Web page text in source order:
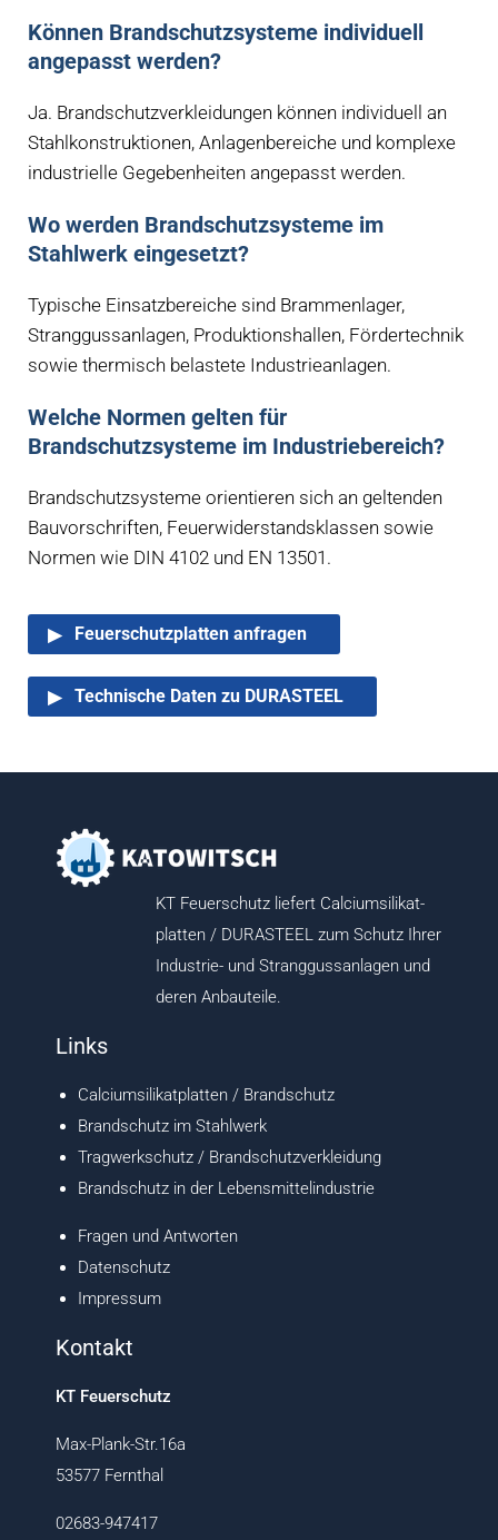
Können Brandschutzsysteme individuell
angepasst werden?
Ja. Brandschutzverkleidungen können individuell an
Stahlkonstruktionen, Anlagenbereiche und komplexe
industrielle Gegebenheiten angepasst werden.
Wo werden Brandschutzsysteme im
Stahlwerk eingesetzt?
Typische Einsatzbereiche sind Brammenlager,
Stranggussanlagen, Produktionshallen, Fördertechnik
sowie thermisch belastete Industrieanlagen.
Welche Normen gelten für
Brandschutzsysteme im Industriebereich?
Brandschutzsysteme orientieren sich an geltenden
Bauvorschriften, Feuerwiderstandsklassen sowie
Normen wie DIN 4102 und EN 13501.
Feuerschutzplatten anfragen
Technische Daten zu DURASTEEL
KT Feuerschutz liefert Calcium­silikat­­
platten / DURASTEEL zum Schutz Ihrer
Industrie- und Strang­guss­anlagen und
deren Anbauteile.
Links
Calciumsilikatplatten / Brandschutz
Brandschutz im Stahlwerk
Tragwerkschutz / Brandschutzverkleidung
Brandschutz in der Lebensmittelindustrie
Fragen und Antworten
Datenschutz
Impressum
Kontakt
KT Feuerschutz
Max-Plank-Str.16a
53577 Fernthal
02683-947417